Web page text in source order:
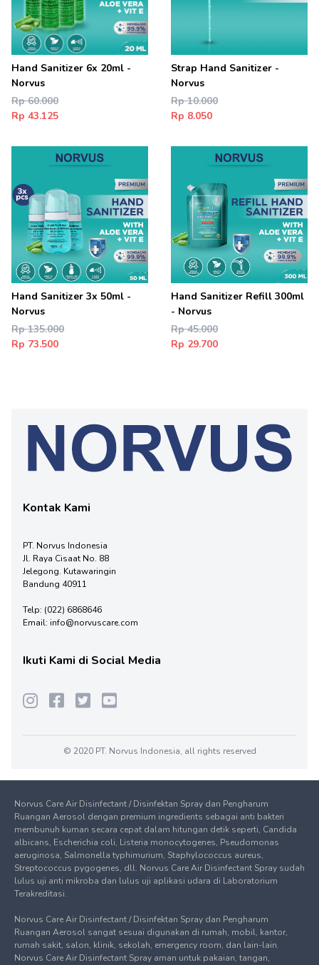
Hand Sanitizer 6x 20ml -
Norvus
Rp 60.000
Rp 43.125
Strap Hand Sanitizer -
Norvus
Rp 10.000
Rp 8.050
Hand Sanitizer 3x 50ml -
Norvus
Rp 135.000
Rp 73.500
Hand Sanitizer Refill 300ml
- Norvus
Rp 45.000
Rp 29.700
Kontak Kami
PT. Norvus Indonesia
Jl. Raya Cisaat No. 88
Jelegong. Kutawaringin
Bandung 40911
Telp: (022) 6868646
Email: info@norvuscare.com
Ikuti Kami di Social Media
© 2020 PT. Norvus Indonesia, all rights reserved
Norvus Care Air Disinfectant / Disinfektan Spray dan Pengharum
Ruangan Aerosol dengan premium ingredients sebagai anti bakteri
membunuh kuman secara cepat dalam hitungan detik seperti, Candida
albicans, Escherichia coli, Listeria monocytogenes, Pseudomonas
aeruginosa, Salmonella typhimurium, Staphylococcus aureus,
Streptococcus pygogenes, dll. Norvus Care Air Disinfectant Spray sudah
lulus uji anti mikroba dan lulus uji aplikasi udara di Laboratorium
Terakreditasi.
Norvus Care Air Disinfectant / Disinfektan Spray dan Pengharum
Ruangan Aerosol sangat sesuai digunakan di rumah, mobil, kantor,
rumah sakit, salon, klinik, sekolah, emergency room, dan lain-lain.
Norvus Care Air Disinfectant Spray aman untuk pakaian, tangan,